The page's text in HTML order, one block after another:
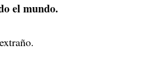
el mundo.